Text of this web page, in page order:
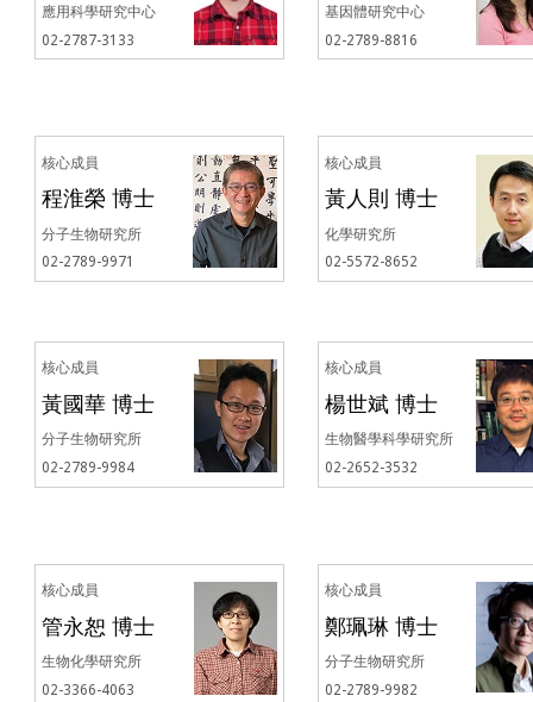
應用科學研究中心
02-2787-3133
基因體研究中心
02-2789-8816
核心成員
程淮榮 博士
分子生物研究所
02-2789-9971
核心成員
黃人則 博士
化學研究所
02-5572-8652
核心成員
黃國華 博士
分子生物研究所
02-2789-9984
核心成員
楊世斌 博士
生物醫學科學研究所
02-2652-3532
核心成員
管永恕 博士
生物化學研究所
02-3366-4063
核心成員
鄭珮琳 博士
分子生物研究所
02-2789-9982